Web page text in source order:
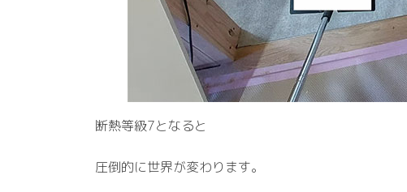
断熱等級7となると
圧倒的に世界が変わります。